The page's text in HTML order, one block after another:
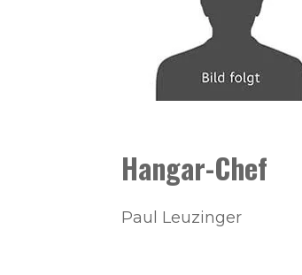
Hangar-Chef
Paul Leuzinger